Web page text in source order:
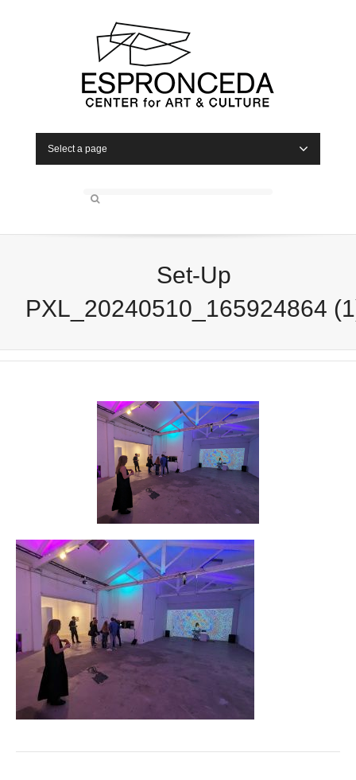
Select a page
Set-Up
PXL_20240510_165924864